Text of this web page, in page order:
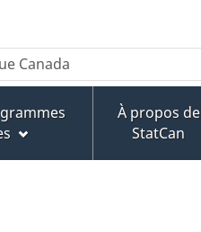
À propos de
StatCan